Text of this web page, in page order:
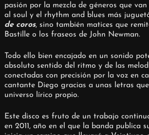
pasión por la mezcla de géneros que
al soul y el rhythm and blues más
de coros, sino también matices que
Bastille o los fraseos de John Newman.
Todo ello bien encajado en un sonido
absoluto sentido del ritmo y de las
conectadas con precisión por la voz en
cantante Diego gracias a unas letras
universo lírico propio.
Este disco es fruto de un trabajo
en 2011, año en el que la banda publica